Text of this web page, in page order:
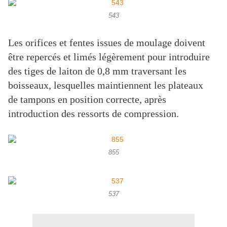
543
Les orifices et fentes issues de moulage doivent
être repercés et limés légèrement pour introduire
des tiges de laiton de 0,8 mm traversant les
boisseaux, lesquelles maintiennent les plateaux
de tampons en position correcte, après
introduction des ressorts de compression.
855
537